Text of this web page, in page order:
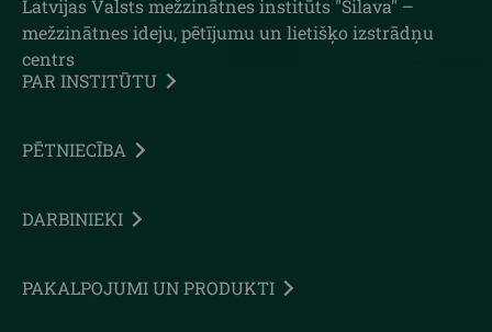
Latvijas Valsts mežzinātnes institūts "Silava" –
mežzinātnes ideju, pētījumu un lietišķo izstrādņu
centrs
PAR INSTITŪTU
PĒTNIECĪBA
DARBINIEKI
PAKALPOJUMI UN PRODUKTI